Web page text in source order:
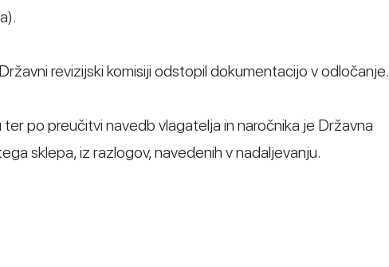
revizijski komisiji odstopil dokumentacijo v odločanje.
po preučitvi navedb vlagatelja in naročnika je Državna
sklepa, iz razlogov, navedenih v nadaljevanju.